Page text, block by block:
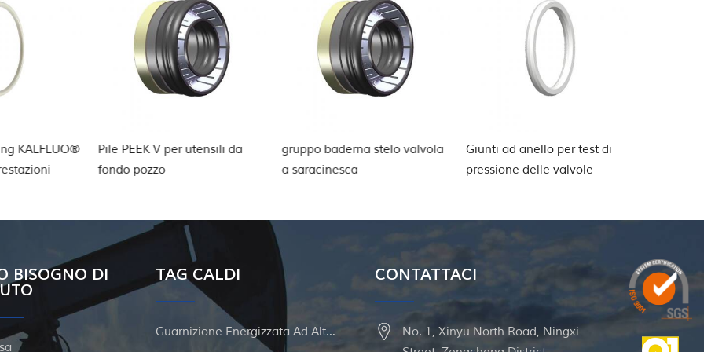
KALFLUO®
Pile PEEK V per utensili da
fondo pozzo
gruppo baderna stelo valvola
a saracinesca
Giunti ad anello per test di
pressione delle valvole
BISOGNO DI TAG CALDI
Guarnizione Energizzata Ad Alta Pressione
CONTATTACI
No. 1, Xinyu North Road, Ningxi